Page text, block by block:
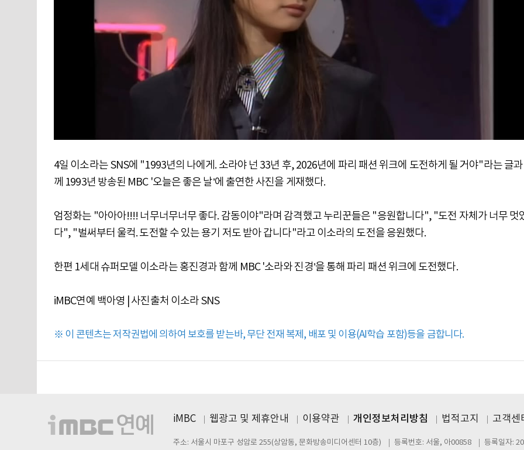
4일 이소라는 SNS에 "1993년의 나에게. 소라야 넌 33년 후, 2026년에 파리 패션 위크에 도전하게 될 거야"라는 글
께 1993년 방송된 MBC '오늘은 좋은 날’에 출연한 사진을 게재했다.
엄정화는 "아아아!!!! 너무너무너무 좋다. 감동이야"라며 감격했고 누리꾼들은 "응원합니다", "도전 자체가 너무 멋
다", "벌써부터 울컥. 도전할 수 있는 용기 저도 받아 갑니다"라고 이소라의 도전을 응원했다.
한편 1세대 슈퍼모델 이소라는 홍진경과 함께 MBC '소라와 진경’을 통해 파리 패션 위크에 도전했다.
iMBC연예 백아영 | 사진출처 이소라 SNS
※ 이 콘텐츠는 저작권법에 의하여 보호를 받는바, 무단 전재 복제, 배포 및 이용(AI학습 포함)등을 금합니다.
iMBC 웹광고 및 제휴안내 이용약관 개인정보처리방침 법적고지 고객센
주소: 서울시 마포구 성암로 255(상암동, 문화방송미디어센터 10층) 등록번호: 서울, 아00858 등록일자: